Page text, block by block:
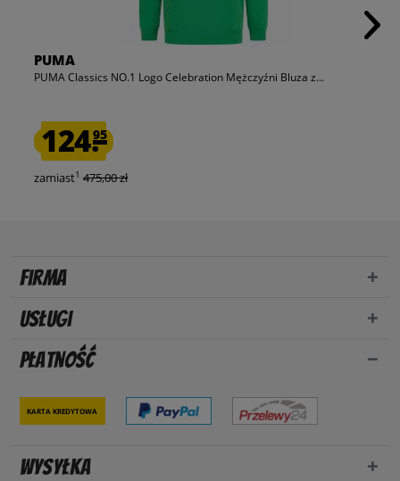
PUMA
PUMA Classics NO.1 Logo Celebration Mężczyźni Bluza z...
124.95
zamiast1 475,00 zł
Firma
Usługi
Płatność
Karta kredytowa
Wysyłka